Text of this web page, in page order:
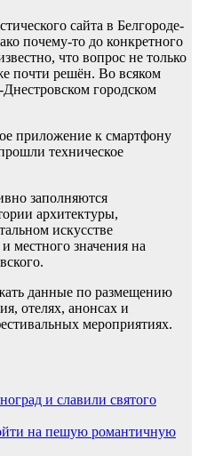
сайта в Белгороде-
почему-то до конкретного
что вопрос не только
почти решён. Во всяком
городском
приложение к смартфону
техническое
заполняются
архитектуры,
искусстве
местного значения на
данные по размещению
отелях, анонсах и
мероприятиях.
и славили святого
на пешую романтичную